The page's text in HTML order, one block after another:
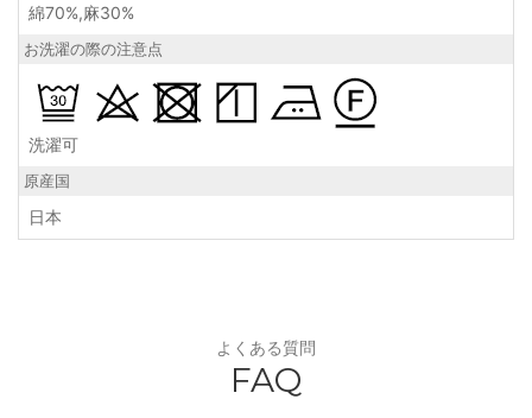
綿70%,麻30%
お洗濯の際の注意点
洗濯可
原産国
日本
よくある質問
FAQ